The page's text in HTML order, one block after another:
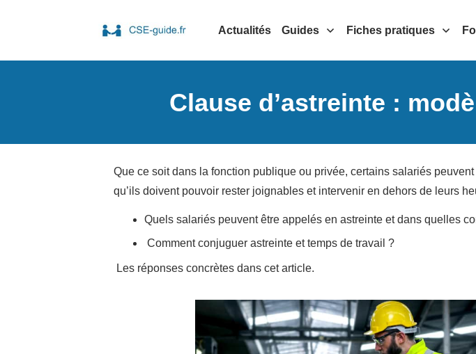
Actualités Guides Fiches pratiques
Clause d’astreinte :
Que ce soit dans la fonction publique ou privée, certains salariés
qu’ils doivent pouvoir rester joignables et intervenir en dehors de leurs
Quels salariés peuvent être appelés en astreinte et dans quelles
Comment conjuguer astreinte et temps de travail ?
Les réponses concrètes dans cet article.